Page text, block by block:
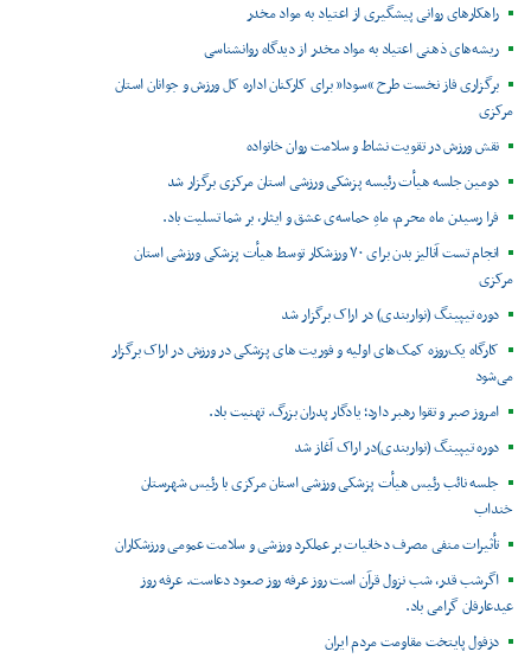
راهکارهای روانی پیشگیری از اعتیاد به مواد مخدر
ریشه‌های ذهنی اعتیاد به مواد مخدر از دیدگاه روانشناسی
برگزاری فاز نخست طرح “سودا” برای کارکنان اداره کل ورزش و جوانان استان
مرکزی
نقش ورزش در تقویت نشاط و سلامت روان خانواده
دومین جلسه هیأت رئیسه پزشکی ورزشی استان مرکزی برگزار شد
فرا رسیدن ماه محرم، ماهِ حماسه‌ی عشق و ایثار، بر شما تسلیت باد.
انجام تست آنالیز بدن برای ۷۰ ورزشکار توسط هیأت پزشکی ورزشی استان
مرکزی
دوره تیپینگ (نواربندی) در اراک برگزار شد
کارگاه یک‌روزه کمک‌های اولیه و فوریت های پزشکی در ورزش در اراک برگزار
می‌شود
امروز صبر و تقوا رهبر دارد؛ یادگار پدران بزرگ. تهنیت باد.
دوره تیپینگ (نواربندی)در اراک آغاز شد
جلسه نائب رئیس هیأت پزشکی ورزشی استان مرکزی با رئیس شهرستان
خنداب
تأثیرات منفی مصرف دخانیات بر عملکرد ورزشی و سلامت عمومی ورزشکاران
اگرشب قدر، شب نزول قرآن است روز عرفه روز صعود دعاست. عرفه روز
عیدعارفان گرامی باد.
دزفول پایتخت مقاومت مردم ایران